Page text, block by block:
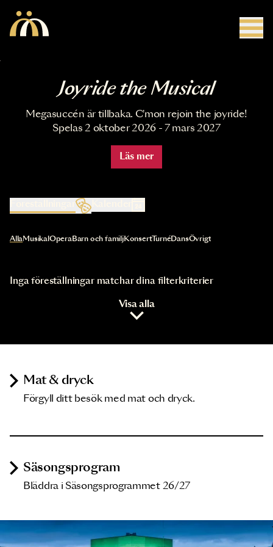
Joyride the Musical
Megasuccén är tillbaka. C'mon rejoin the joyride!
Spelas 2 oktober 2026 - 7 mars 2027
Läs mer
Kalender
Val av kategori uppdaterar innehållet automatiskt
AllaMusikal OperaBarn och familjKonsertTurnéDansÖvrigt
Inga föreställningar matchar dina filterkriterier
Visa alla
Mat & dryck
Förgyll ditt besök med mat och dryck.
Säsongsprogram
Bläddra i Säsongsprogrammet 26/27